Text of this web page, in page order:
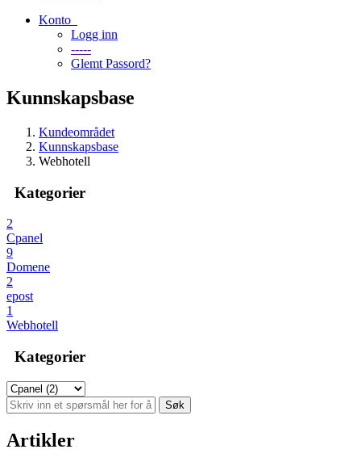
Konto
Logg inn
-----
Glemt Passord?
Kunnskapsbase
Kundeområdet
Kunnskapsbase
Webhotell
Kategorier
2
Cpanel
9
Domene
2
epost
1
Webhotell
Kategorier
Artikler